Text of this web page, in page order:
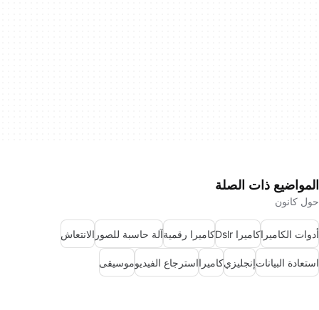
المواضيع ذات الصلة
حول كانون
أدوات الكاميراكاميرا Dslr كاميرا رقميةآلة حاسبة للصور الانتعاش
استعادة البياناتإنجليزيكاميرااسترجاع الفيديوموسيقى